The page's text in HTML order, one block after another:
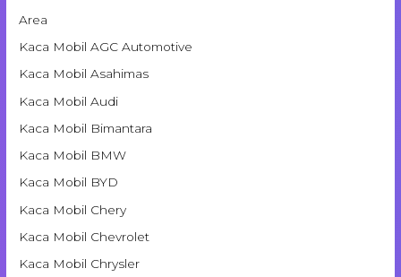
Area
Kaca Mobil AGC Automotive
Kaca Mobil Asahimas
Kaca Mobil Audi
Kaca Mobil Bimantara
Kaca Mobil BMW
Kaca Mobil BYD
Kaca Mobil Chery
Kaca Mobil Chevrolet
Kaca Mobil Chrysler